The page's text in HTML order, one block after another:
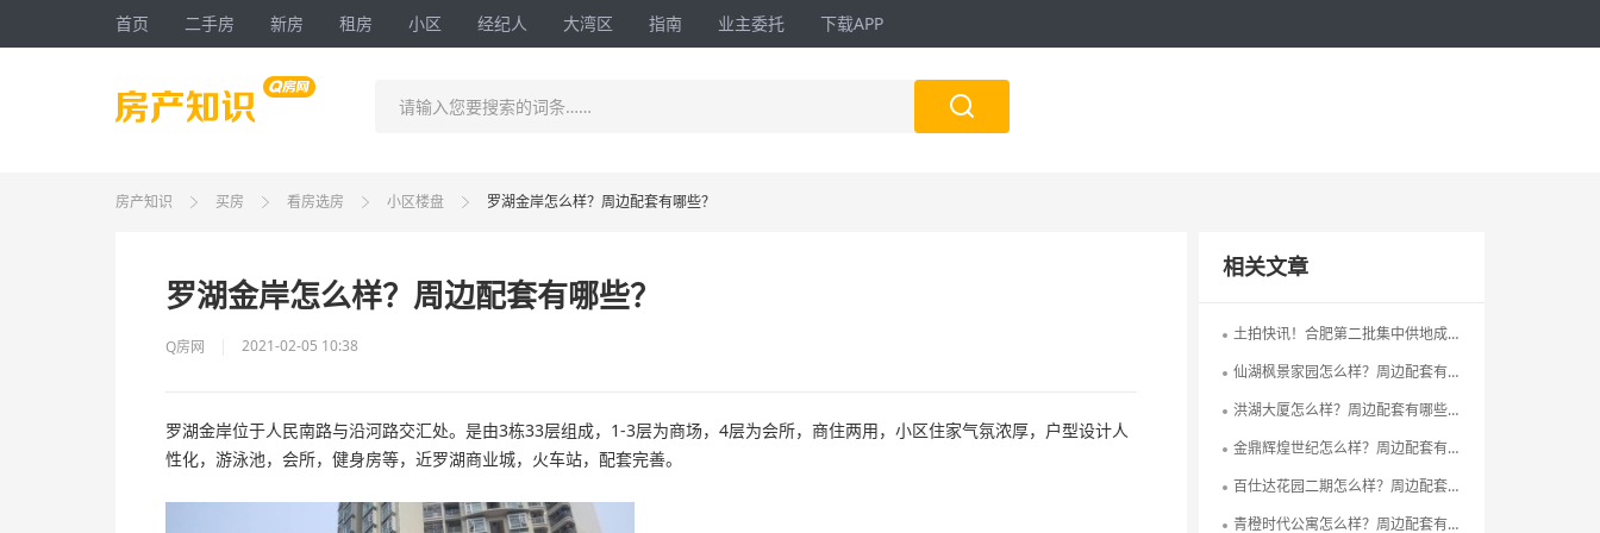
首页 二手房 新房 租房 小区 经纪人 大湾区 指南 业主委托 下载APP
请输入您要搜索的词条…… 
房产知识 买房 看房选房 小区楼盘 罗湖金岸怎么样？周边配套有哪些？
罗湖金岸怎么样？周边配套有哪些？
Q房网 2021-02-05 10:38
罗湖金岸位于人民南路与沿河路交汇处。是由3栋33层组成，1-3层为商场，4层为会所，商住两用，小区住家气氛浓厚，户型设计人
性化，游泳池，会所，健身房等，近罗湖商业城，火车站，配套完善。
相关文章
土拍快讯！合肥第二批集中供地成交，捞金134.74亿元
仙湖枫景家园怎么样？周边配套有哪些？
洪湖大厦怎么样？周边配套有哪些？
金鼎辉煌世纪怎么样？周边配套有哪些？
百仕达花园二期怎么样？周边配套有哪些？
青橙时代公寓怎么样？周边配套有哪些？